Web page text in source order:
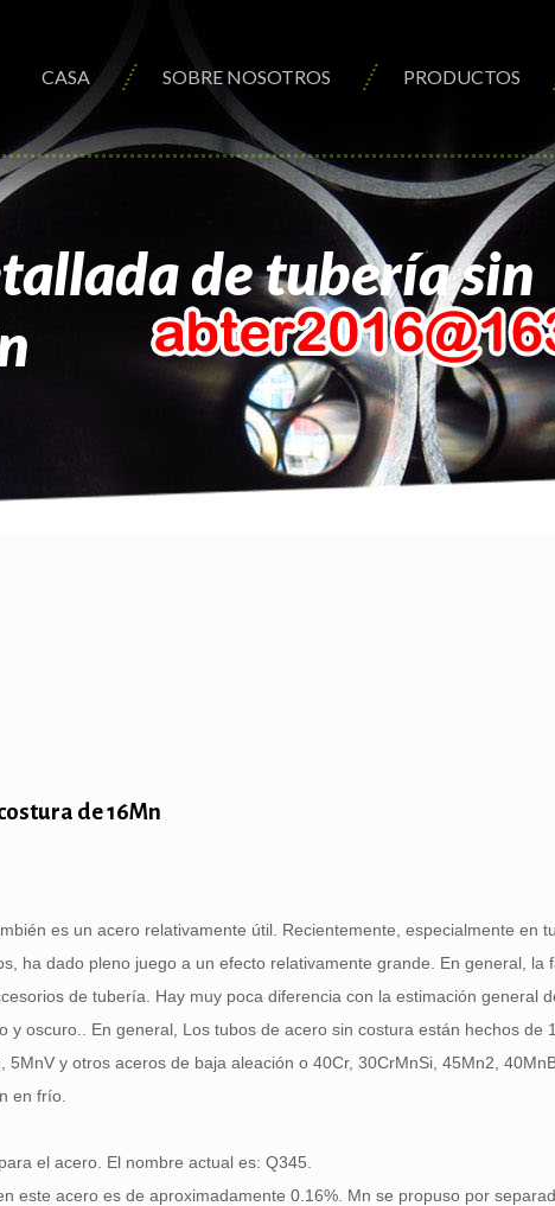
CASA SOBRE NOSOTROS PRODUCTOS
de tubería sin
de 16Mn
es un acero relativamente útil. Recientemente, especialmente en
ha dado pleno juego a un efecto relativamente grande. En general, la
de tubería. Hay muy poca diferencia con la estimación general
y oscuro.. En general, Los tubos de acero sin costura están hechos de
y otros aceros de baja aleación o 40Cr, 30CrMnSi, 45Mn2,
en frío.
el acero. El nombre actual es: Q345.
este acero es de aproximadamente 0.16%. Mn se propuso por